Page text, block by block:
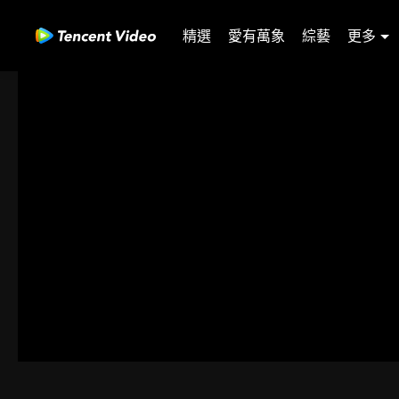
精選 愛有萬象 綜藝 更多